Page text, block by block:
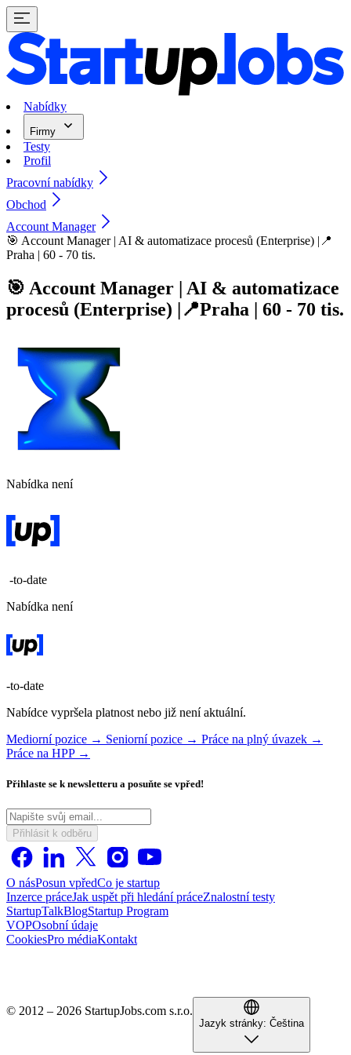
Nabídky
Firmy
Testy
Profil
Pracovní nabídky
Obchod
Account Manager
🎯 Account Manager | AI & automatizace procesů (Enterprise) |📍
Praha | 60 - 70 tis.
🎯 Account Manager | AI & automatizace
procesů (Enterprise) |📍Praha | 60 - 70 tis.
Nabídka není
-to-date
Nabídka není
-to-date
Nabídce vypršela platnost nebo již není aktuální.
Mediorní pozice → Seniorní pozice → Práce na plný úvazek →
Práce na HPP →
Přihlaste se k newsletteru a posuňte se vpřed!
Přihlásit k odběru
O násPosun vpředCo je startup
Inzerce práceJak uspět při hledání práceZnalostní testy
StartupTalkBlogStartup Program
VOPOsobní údaje
CookiesPro médiaKontakt
© 2012 – 2026 StartupJobs.com s.r.o.
Jazyk stránky: Čeština